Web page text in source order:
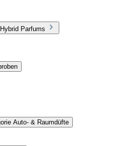
Parfums
Auto- & Raumdüfte